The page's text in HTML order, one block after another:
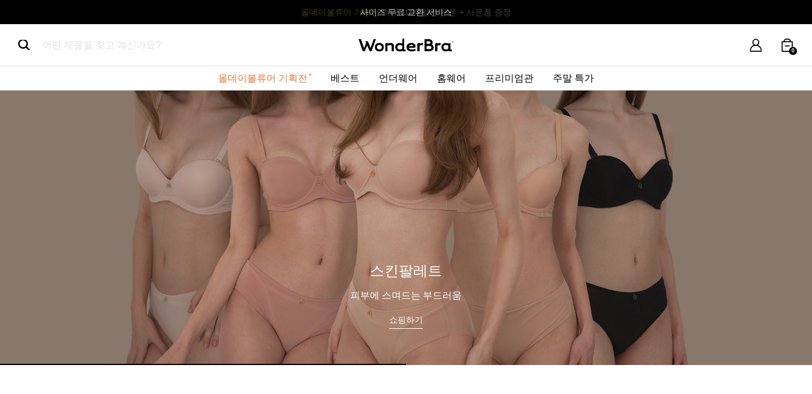
사이즈 무료 교환 서비스
올데이볼류머 기획전최대 10% 할인 쿠폰 + 사은품 증정
사이즈 무료 교환 서비스
올데이볼류머 기획전
어떤 제품을 찾고 계신가요?
0
올데이볼류머 기획전 베스트 언더웨어 홈웨어 프리미엄관 주말 특가
스킨팔레트
피부에 스며드는 부드러움
쇼핑하기